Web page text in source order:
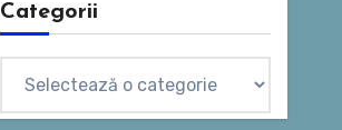
Categorii